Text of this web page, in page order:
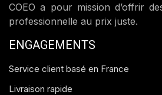
COEO a pour mission d’offrir
professionnelle au prix juste.
ENGAGEMENTS
Service client basé en France
Livraison rapide